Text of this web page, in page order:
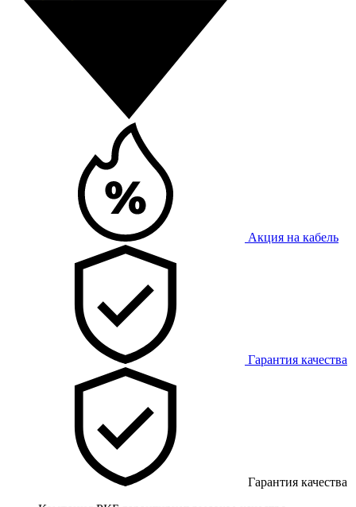
Акция на кабель
Гарантия качества
Гарантия качества